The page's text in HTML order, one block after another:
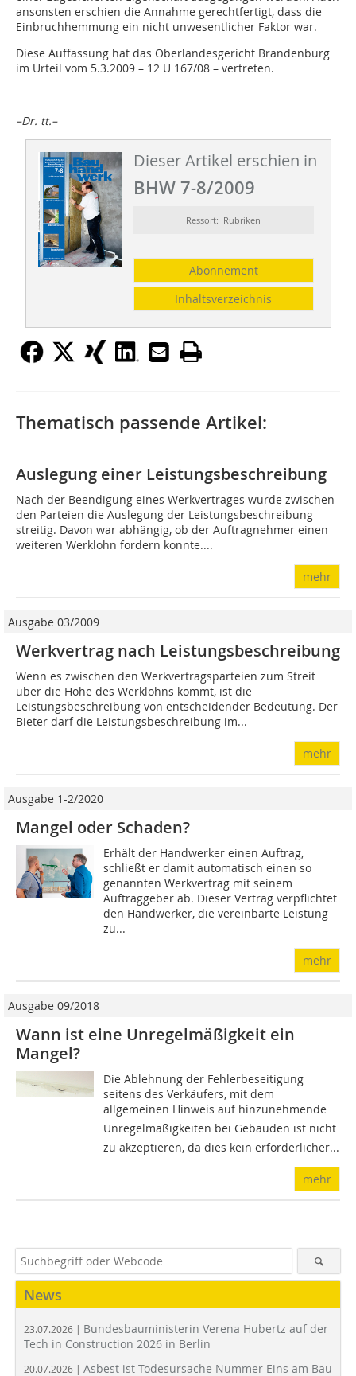
ansonsten erschien die Annahme gerechtfertigt, dass die
Einbruchhemmung ein nicht unwesentlicher Faktor war.
Diese Auffassung hat das Oberlandesgericht Brandenburg
im Urteil vom 5.3.2009 – 12 U 167/08 – vertreten.
–Dr. tt.–
Dieser Artikel erschien in
BHW 7-8/2009
Ressort: Rubriken
Abonnement
Inhaltsverzeichnis
Thematisch passende Artikel:
Auslegung einer Leistungsbeschreibung
Nach der Beendigung eines Werkvertrages wurde zwischen
den Parteien die Auslegung der Leistungsbeschreibung
streitig. Davon war abhängig, ob der Auftragnehmer einen
weiteren Werklohn fordern konnte....
mehr
Ausgabe 03/2009
Werkvertrag nach Leistungsbeschreibung
Wenn es zwischen den Werkvertragsparteien zum Streit
über die Höhe des Werklohns kommt, ist die
Leistungsbeschreibung von entscheidender Bedeutung. Der
Bieter darf die Leistungsbeschreibung im...
mehr
Ausgabe 1-2/2020
Mangel oder Schaden?
Erhält der Handwerker einen Auftrag,
schließt er damit automatisch einen so
genannten Werkvertrag mit seinem
Auftraggeber ab. Dieser Vertrag verpflichtet
den Handwerker, die vereinbarte Leistung
zu...
mehr
Ausgabe 09/2018
Wann ist eine Unregelmäßigkeit ein
Mangel?
Die Ablehnung der Fehlerbeseitigung
seitens des Verkäufers, mit dem
allgemeinen Hinweis auf hinzunehmende
Unregelmäßigkeiten bei Gebäuden ist nicht
zu akzeptieren, da dies kein erforderlicher...
mehr
News
23.07.2026 | Bundesbauministerin Verena Hubertz auf der
Tech in Construction 2026 in Berlin
20.07.2026 | Asbest ist Todesursache Nummer Eins am Bau